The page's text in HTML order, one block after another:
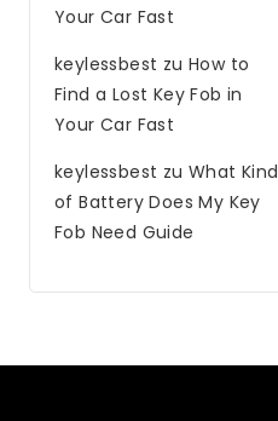
Your Car Fast
keylessbest zuHow to
Find a Lost Key Fob in
Your Car Fast
keylessbest zuWhat Kind
of Battery Does My Key
Fob Need Guide